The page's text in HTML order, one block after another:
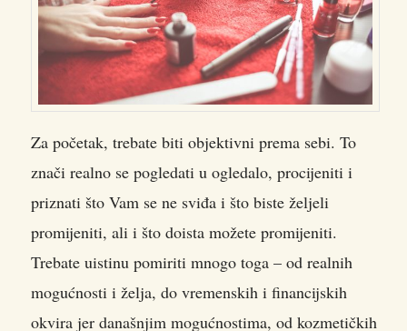
Za početak, trebate biti objektivni prema sebi. To
znači realno se pogledati u ogledalo, procijeniti i
priznati što Vam se ne sviđa i što biste željeli
promijeniti, ali i što doista možete promijeniti.
Trebate uistinu pomiriti mnogo toga – od realnih
mogućnosti i želja, do vremenskih i financijskih
okvira jer današnjim mogućnostima, od kozmetičkih